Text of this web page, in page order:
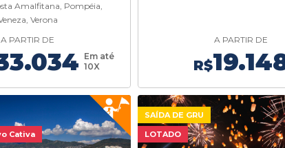
Amalfitana, Pompéia,
Verona
A PARTIR DE
Em até
10X
A PARTIR DE
R$
Cativa
SAÍDA DE GRU
LOTADO